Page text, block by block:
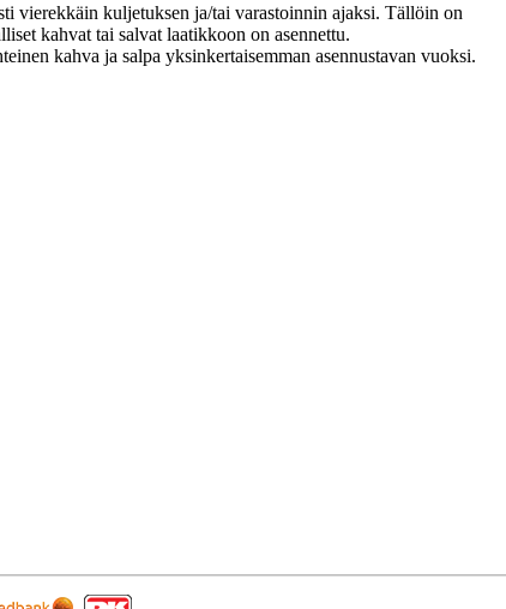
vierekkäin kuljetuksen ja/tai varastoinnin ajaksi. Tällöin on
kahvat tai salvat laatikkoon on asennettu.
kahva ja salpa yksinkertaisemman asennustavan vuoksi.